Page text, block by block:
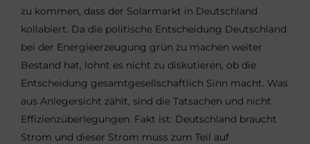
zu kommen, dass der Solarmarkt in Deutschland
kollabiert. Da die politische Entscheidung Deutschland
bei der Energieerzeugung grün zu machen weiter
Bestand hat, lohnt es nicht zu diskutieren, ob die
Entscheidung gesamtgesellschaftlich Sinn macht. Was
aus Anlegersicht zählt, sind die Tatsachen und nicht
Effizienzüberlegungen. Fakt ist: Deutschland braucht
Strom und dieser Strom muss zum Teil auf